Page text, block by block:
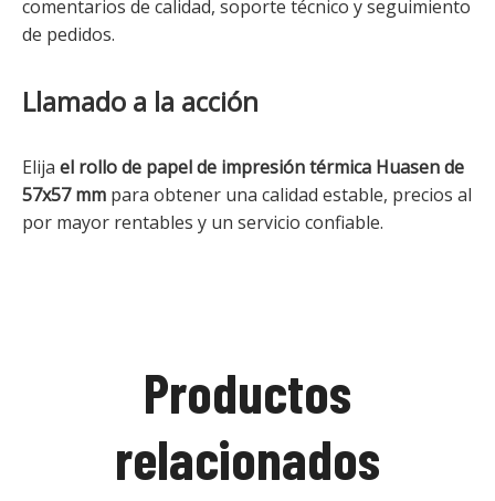
comentarios de calidad, soporte técnico y seguimiento
de pedidos.
Llamado a la acción
Elija el rollo de papel de impresión térmica Huasen de
57x57 mm para obtener una calidad estable, precios al
por mayor rentables y un servicio confiable.
Productos
relacionados